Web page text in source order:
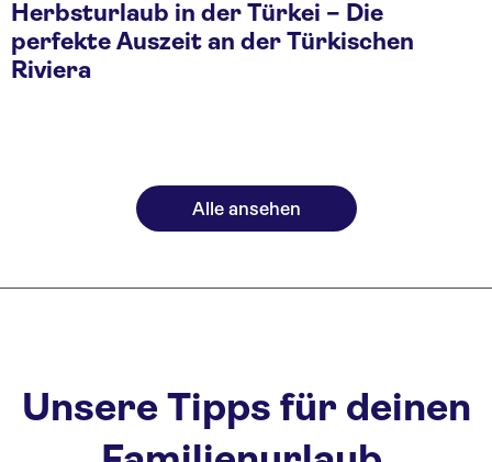
Herbsturlaub in der Türkei – Die
perfekte Auszeit an der Türkischen
Riviera
Alle ansehen
Unsere Tipps für deinen